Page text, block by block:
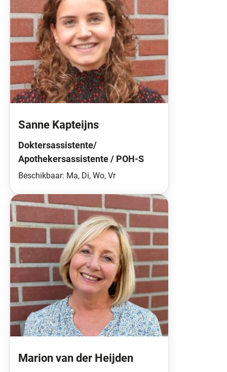
Sanne Kapteijns
Doktersassistente/
Apothekersassistente / POH-S
Beschikbaar: Ma, Di, Wo, Vr
Marion van der Heijden